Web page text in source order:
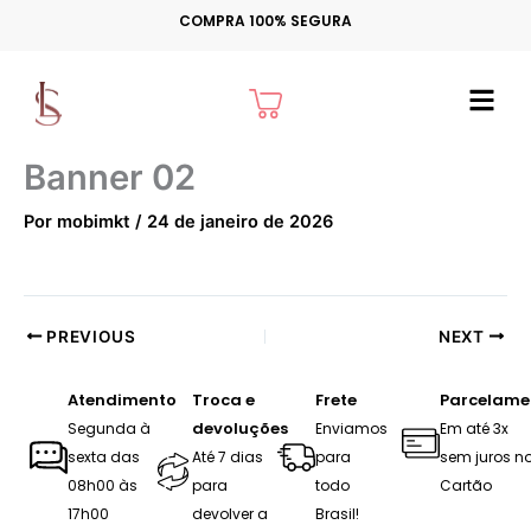
conteúdo
COMPRA 100% SEGURA
Cart
Banner 02
Por mobimkt / 24 de janeiro de 2026
PREVIOUS NEXT
Atendimento
Segunda à
sexta das
08h00 às
17h00
Troca e
devoluções
Até 7 dias
para
devolver a
Frete
Enviamos
para
todo
Brasil!
Em até 3x
sem juros
Cartão